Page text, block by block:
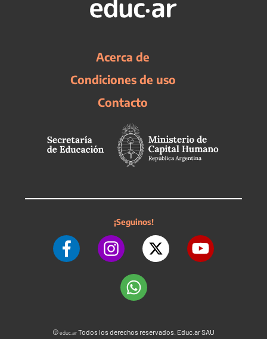
Acerca de
Condiciones de uso
Contacto
¡Seguinos!
©educ.arTodos los derechos reservados. Educ.ar SAU